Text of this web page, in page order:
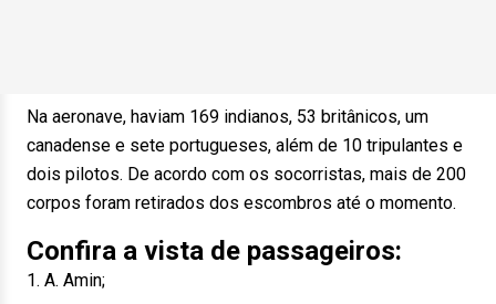
Na aeronave, haviam 169 indianos, 53 britânicos, um
canadense e sete portugueses, além de 10 tripulantes e
dois pilotos. De acordo com os socorristas, mais de 200
corpos foram retirados dos escombros até o momento.
Confira a vista de passageiros:
1. A. Amin;